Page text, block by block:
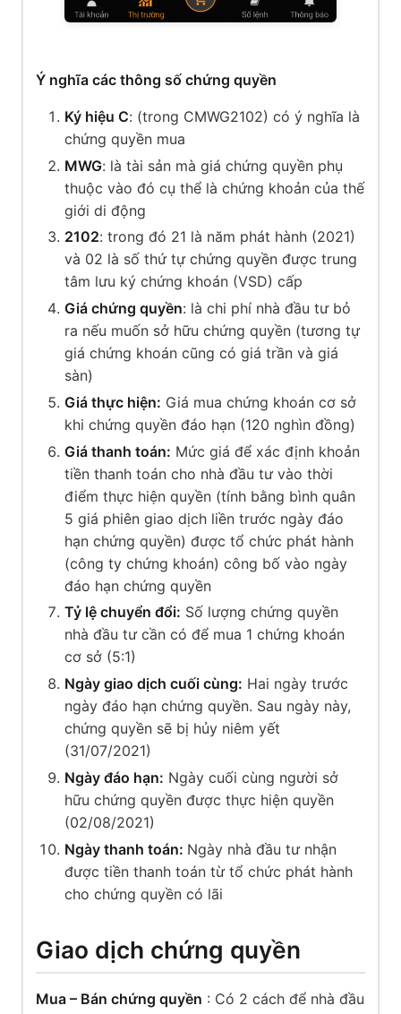
Ý nghĩa các thông số chứng quyền
Ký hiệu C: (trong CMWG2102) có ý nghĩa là
chứng quyền mua
MWG: là tài sản mà giá chứng quyền phụ
thuộc vào đó cụ thể là chứng khoản của thế
giới di động
2102: trong đó 21 là năm phát hành (2021)
và 02 là số thứ tự chứng quyền được trung
tâm lưu ký chứng khoán (VSD) cấp
Giá chứng quyền: là chi phí nhà đầu tư bỏ
ra nếu muốn sở hữu chứng quyền (tương tự
giá chứng khoán cũng có giá trần và giá
sàn)
Giá thực hiện: Giá mua chứng khoán cơ sở
khi chứng quyền đáo hạn (120 nghìn đồng)
Giá thanh toán: Mức giá để xác định khoản
tiền thanh toán cho nhà đầu tư vào thời
điểm thực hiện quyền (tính bằng bình quân
5 giá phiên giao dịch liền trước ngày đáo
hạn chứng quyền) được tổ chức phát hành
(công ty chứng khoán) công bố vào ngày
đáo hạn chứng quyền
Tỷ lệ chuyển đổi: Số lượng chứng quyền
nhà đầu tư cần có để mua 1 chứng khoán
cơ sở (5:1)
Ngày giao dịch cuối cùng: Hai ngày trước
ngày đáo hạn chứng quyền. Sau ngày này,
chứng quyền sẽ bị hủy niêm yết
(31/07/2021)
Ngày đáo hạn: Ngày cuối cùng người sở
hữu chứng quyền được thực hiện quyền
(02/08/2021)
Ngày thanh toán: Ngày nhà đầu tư nhận
được tiền thanh toán từ tổ chức phát hành
cho chứng quyền có lãi
Giao dịch chứng quyền
Mua – Bán chứng quyền : Có 2 cách để nhà đầu